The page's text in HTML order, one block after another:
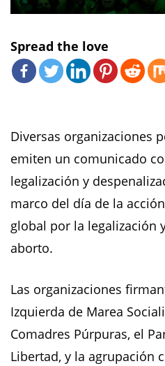
Spread the love
Diversas organizaciones
emiten un comunicado
legalización y
marco del día de la
global por la legalización
aborto.
Las organizaciones
Izquierda de Marea
Comadres Púrpuras, el
Libertad, y la agrupación